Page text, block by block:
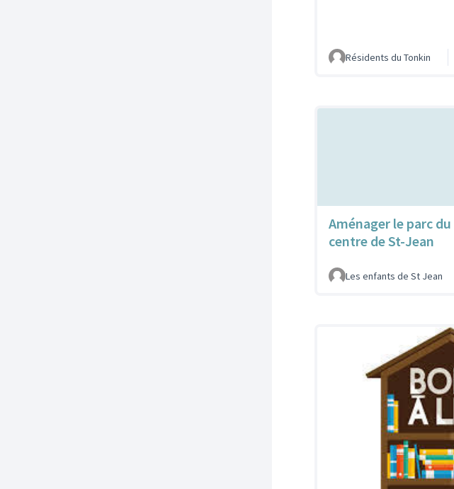
Résidents du Tonkin
Aménager le parc du
centre de St-Jean
Les enfants de St Jean